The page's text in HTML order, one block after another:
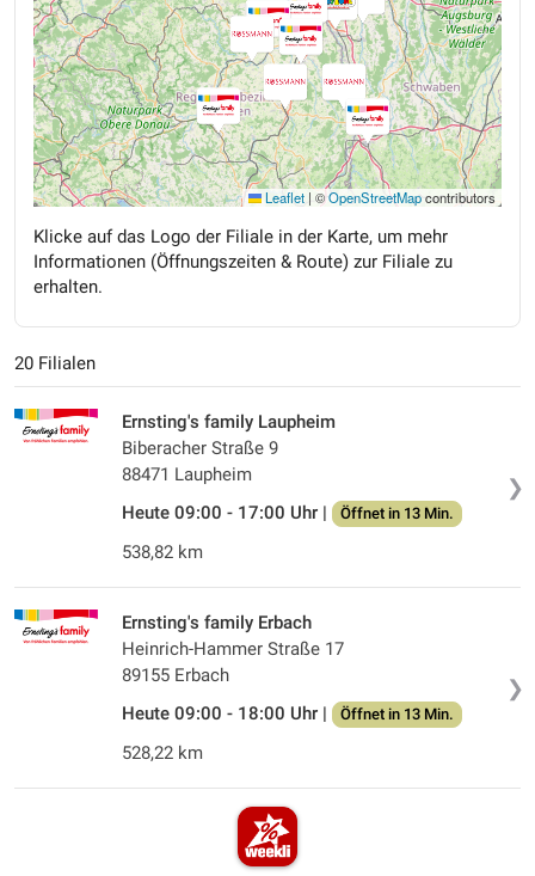
Leaflet | ©OpenStreetMapcontributors
Klicke auf das Logo der Filiale in der Karte, um mehr
Informationen (Öffnungszeiten & Route) zur Filiale zu
erhalten.
20 Filialen
❯
Ernsting's family Laupheim
Biberacher Straße 9
88471 Laupheim
Heute 09:00 - 17:00 Uhr |
Öffnet in 13 Min.
538,82 km
❯
Ernsting's family Erbach
Heinrich-Hammer Straße 17
89155 Erbach
Heute 09:00 - 18:00 Uhr |
Öffnet in 13 Min.
528,22 km